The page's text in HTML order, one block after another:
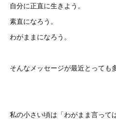
自分に正直に生きよう。
素直になろう。
わがままになろう。
そんなメッセージが最近とっても
私の小さい頃は「わがまま言って